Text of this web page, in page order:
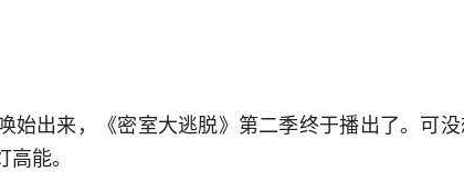
始出来，《密室大逃脱》第二季终于播出了。可
能。